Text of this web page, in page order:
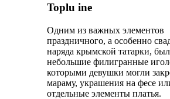
Toрlu ine
Одним из важных элементов
праздничного, а особенно
наряда крымской татарки,
небольшие филигранные
которыми девушки могли
мараму, украшения на фесе
отдельные элементы платья.